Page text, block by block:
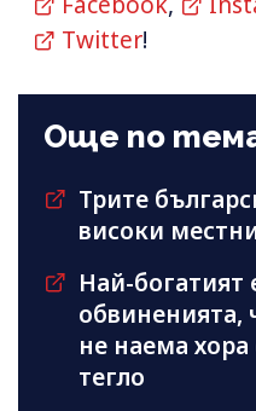
Twitter!
Още по
Трите
високи
Най-богатият
обвиненията,
не наема
тегло